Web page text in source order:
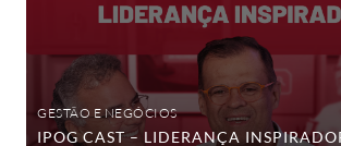
Inspiradora:
líderes
verdade
deixam
um
legado
GESTÃO E NEGÓCIOS
IPOG CAST – LIDERANÇA